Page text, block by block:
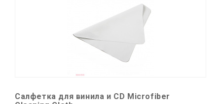
Салфетка для винила и CD Microfiber